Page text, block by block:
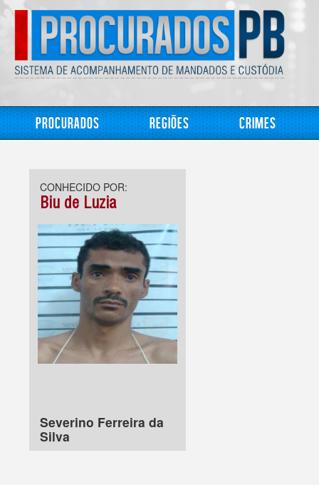
Procurados Regiões Crimes
CONHECIDO POR:
Biu de Luzia
Severino Ferreira da
Silva